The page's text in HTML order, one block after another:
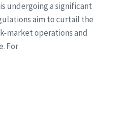
undergoing a significant
aim to curtail the
market operations and
For